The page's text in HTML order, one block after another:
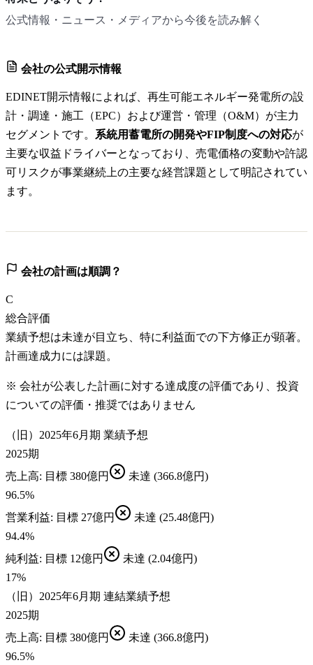
公式情報・ニュース・メディアから今後を読み解く
会社の公式開示情報
EDINET開示情報によれば、再生可能エネルギー発電所の設
計・調達・施工（EPC）および運営・管理（O&M）が主力
セグメントです。 系統用蓄電所の開発やFIP制度への対応が
主要な収益ドライバーとなっており、売電価格の変動や許認
可リスクが事業継続上の主要な経営課題として明記されてい
ます。
会社の計画は順調？
C
総合評価
業績予想は未達が目立ち、特に利益面での下方修正が顕著。
計画達成力には課題。
※ 会社が公表した計画に対する達成度の評価であり、投資
についての評価・推奨ではありません
（旧）2025年6月期 業績予想
2025期
売上高: 目標 380億円 未達 (366.8億円)
96.5%
営業利益: 目標 27億円 未達 (25.48億円)
94.4%
純利益: 目標 12億円 未達 (2.04億円)
17%
（旧）2025年6月期 連結業績予想
2025期
売上高: 目標 380億円 未達 (366.8億円)
96.5%